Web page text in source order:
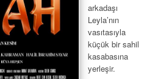
arkadaşı
Leyla’nın
vasıtasıyla
küçük bir sahil
kasabasına
yerleşir.